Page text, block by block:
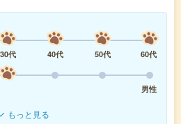
30代 40代 50代
60代
男性
もっと見る